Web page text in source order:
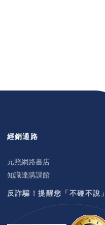
經銷通路
元照網路書店
知識達購課館
反詐騙！提醒您「不碰不說」